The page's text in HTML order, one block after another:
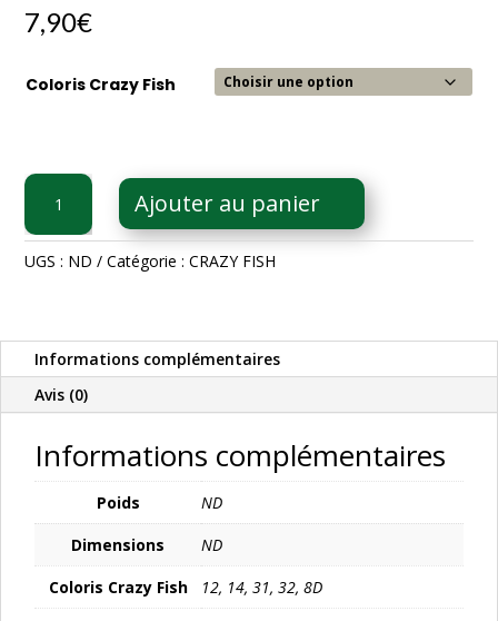
7,90€
Coloris Crazy Fish
quantité
CRAZY
FISH
1.1
Ajouter au panier
UGS : ND Catégorie :CRAZY FISH
Informations complémentaires
Avis (0)
Informations complémentaires
Poids
ND
Dimensions
ND
Coloris Crazy Fish
12, 14, 31, 32, 8D